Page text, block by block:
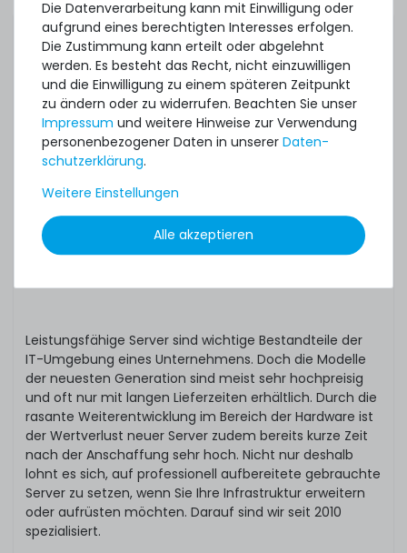
649,99 € *
HPE ProLiant DL360 Gen10 Plus (8xSFF/U.2) All-Flash
Server mit 2x Xeon Platinum 8380 40-Core 2.30 GHz,
32 GB DDR4 RAM
4Stück sofort lieferbar
1-2 Tage*
7.549,99 € *
Server kaufen Sie
am besten
gebraucht
Ihre Vorteile bei
ServerShop24.de
Leistungsfähige Server sind wichtige Bestandteile der
IT-Umgebung eines Unternehmens. Doch die Modelle
der neuesten Generation sind meist sehr hochpreisig
und oft nur mit langen Lieferzeiten erhältlich. Durch die
rasante Weiterentwicklung im Bereich der Hardware ist
der Wertverlust neuer Server zudem bereits kurze Zeit
nach der Anschaffung sehr hoch. Nicht nur deshalb
lohnt es sich, auf professionell aufbereitete gebrauchte
Server zu setzen, wenn Sie Ihre Infrastruktur erweitern
oder aufrüsten möchten. Darauf sind wir seit 2010
spezialisiert.
Die Datenverarbeitung kann mit Einwilligung oder
aufgrund eines berechtigten Interesses erfolgen.
Die Zustimmung kann erteilt oder abgelehnt
werden. Es besteht das Recht, nicht einzuwilligen
und die Einwilligung zu einem späteren Zeitpunkt
zu ändern oder zu widerrufen. Beachten Sie unser
Impressum und weitere Hinweise zur Verwendung
personenbezogener Daten in unserer Daten­
schutz­erklärung.
Weitere Einstellungen
Alle akzeptieren